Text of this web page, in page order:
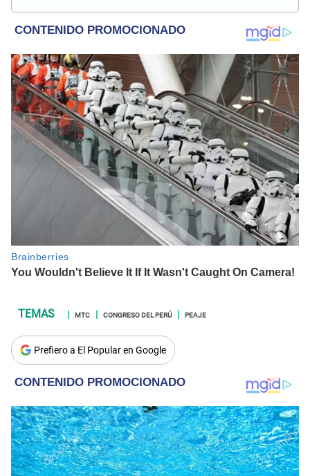
las redes sociales y la locución, especializada en la
cobertura de noticias del espectáculo, actualidad nacional
e internacional.
MTC CONGRESO DEL PERÚ PEAJE
Prefiero a El Popular en Google